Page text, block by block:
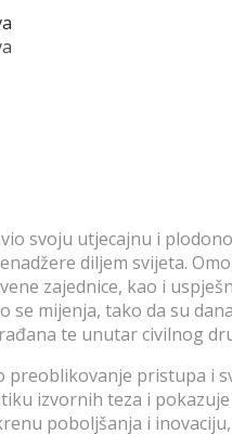
svoju utjecajnu i
diljem svijeta.
zajednice, kao i
se mijenja, tako da su
te unutar civilnog
preoblikovanje pristupa i
izvornih teza i
poboljšanja i